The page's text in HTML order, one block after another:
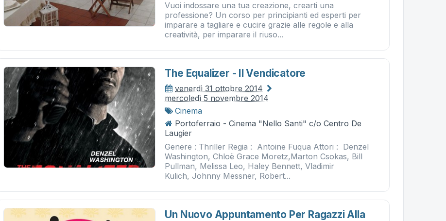
Vuoi indossare una tua creazione, crearti una
professione? Un corso per principianti ed esperti per
imparare a tagliare e cucire grazie alle regole e alla
creatività, per imparare il riuso...
The Equalizer - Il Vendicatore
venerdì 31 ottobre 2014
mercoledì 5 novembre 2014
Cinema
Portoferraio - Cinema "Nello Santi" c/o Centro De
Laugier
Genere : Thriller Regia : Antoine Fuqua Attori : Denzel
Washington, Chloë Grace Moretz,Marton Csokas, Bill
Pullman, Melissa Leo, Haley Bennett, Vladimir
Kulich, Johnny Messner, Robert...
Un Nuovo Appuntamento Per Ragazzi Alla